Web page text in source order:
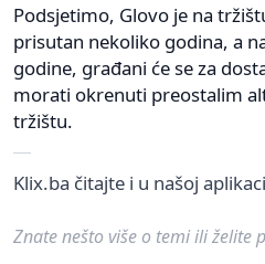
Podsjetimo, Glovo je na
prisutan nekoliko godina, a
godine, građani će se za
morati okrenuti preostalim
tržištu.
Klix.ba čitajte i u našoj
Znate nešto više o temi ili želite